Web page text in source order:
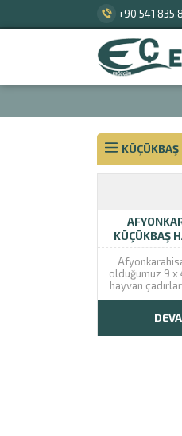
+90 541 835
KÜÇÜKBAŞ
KÜÇÜKBAŞ
olduğumuz 9 x
hayvan